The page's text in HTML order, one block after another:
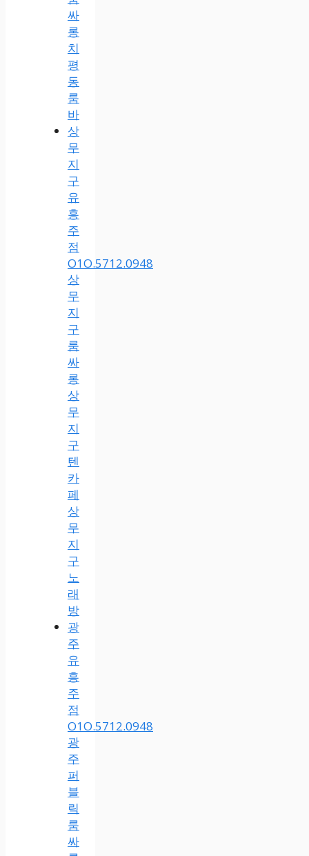
싸
롱
치
평
동
룸
바
상
무
지
구
유
흥
주
점
O1O.5712.0948
상
무
지
구
룸
싸
롱
상
무
지
구
텐
카
페
상
무
지
구
노
래
방
광
주
유
흥
주
점
O1O.5712.0948
광
주
퍼
블
릭
룸
싸